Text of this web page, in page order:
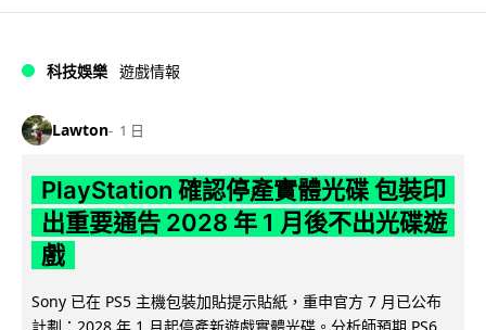
科技娛樂 遊戲情報
Lawton 1 日
PlayStation 確認停產實體光碟 包裝印
出重要通告 2028 年 1 月後不出光碟遊
戲
Sony 已在 PS5 主機包裝加貼提示貼紙，重申官方 7 月已公布
計劃：2028 年 1 月起停產新遊戲實體光碟。分析師預期 PS6